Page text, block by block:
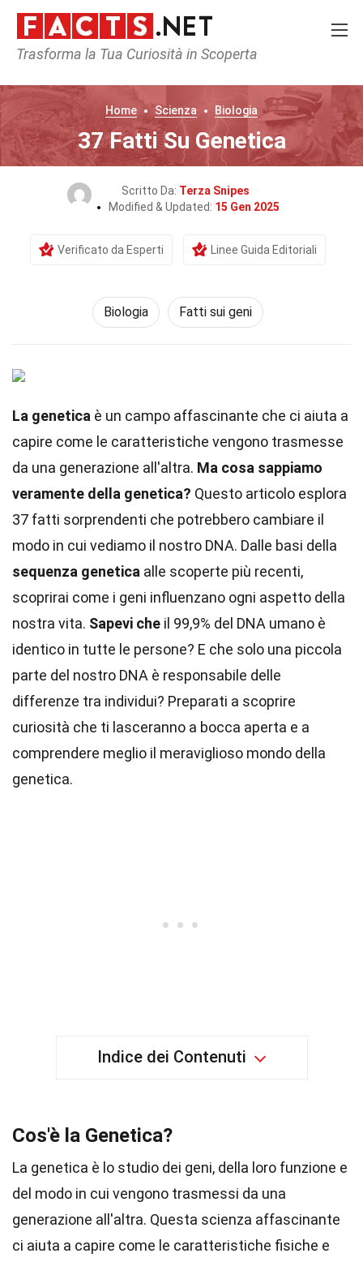
Trasforma la Tua Curiosità in Scoperta
Home Scienza Biologia
37 Fatti Su Genetica
Scritto Da: Terza Snipes
Modified & Updated: 15 Gen 2025
Verificato da Esperti Linee Guida Editoriali
Biologia Fatti sui geni
La genetica è un campo affascinante che ci aiuta a
capire come le caratteristiche vengono trasmesse
da una generazione all'altra. Ma cosa sappiamo
veramente della genetica? Questo articolo esplora
37 fatti sorprendenti che potrebbero cambiare il
modo in cui vediamo il nostro DNA. Dalle basi della
sequenza genetica alle scoperte più recenti,
scoprirai come i geni influenzano ogni aspetto della
nostra vita. Sapevi che il 99,9% del DNA umano è
identico in tutte le persone? E che solo una piccola
parte del nostro DNA è responsabile delle
differenze tra individui? Preparati a scoprire
curiosità che ti lasceranno a bocca aperta e a
comprendere meglio il meraviglioso mondo della
genetica.
Indice dei Contenuti
Cos'è la Genetica?
La genetica è lo studio dei geni, della loro funzione e
del modo in cui vengono trasmessi da una
generazione all'altra. Questa scienza affascinante
ci aiuta a capire come le caratteristiche fisiche e